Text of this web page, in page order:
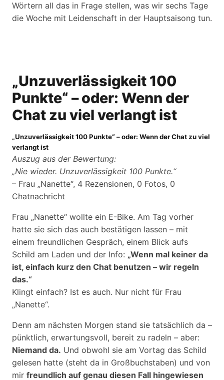
Wörtern all das in Frage stellen, was wir sechs Tage
die Woche mit Leidenschaft in der Hauptsaisong tun.
„Unzuverlässigkeit 100
Punkte“ – oder: Wenn der
Chat zu viel verlangt ist
„Unzuverlässigkeit 100 Punkte“ – oder: Wenn der Chat zu viel
verlangt ist
Auszug aus der Bewertung:
„Nie wieder. Unzuverlässigkeit 100 Punkte.“
– Frau „Nanette“, 4 Rezensionen, 0 Fotos, 0
Chatnachricht
Frau „Nanette“ wollte ein E-Bike. Am Tag vorher
hatte sie sich das auch bestätigen lassen – mit
einem freundlichen Gespräch, einem Blick aufs
Schild am Laden und der Info: „Wenn mal keiner da
ist, einfach kurz den Chat benutzen – wir regeln
das.“
Klingt einfach? Ist es auch. Nur nicht für Frau
„Nanette“.
Denn am nächsten Morgen stand sie tatsächlich da –
pünktlich, erwartungsvoll, bereit zu radeln – aber:
Niemand da. Und obwohl sie am Vortag das Schild
gelesen hatte (steht da in Großbuchstaben) und von
mir freundlich auf genau diesen Fall hingewiesen